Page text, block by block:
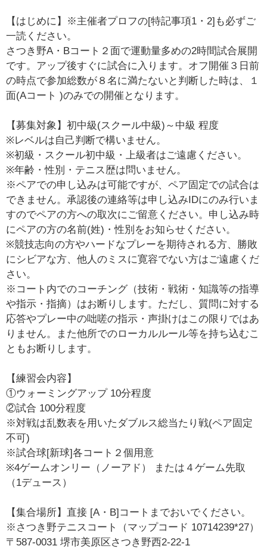
【はじめに】※主催者プロフの[特記事項1・2]も必ずご
一読ください。
さつき野A・Bコート２面で運動量多めの2時間試合展開
です。アップ後すぐに試合に入ります。オフ開催３日前
の時点で参加総数が８名に満たないと判断した時は、１
面(Aコート )のみでの開催となります。
【募集対象】初中級(スクール中級)～中級 程度
※レベルは自己判断で構いません。
※初級・スクール初中級・上級者はご遠慮ください。
※年齢・性別・テニス歴は問いません。
※ペアでの申し込みは可能ですが、ペア固定での試合は
できません。承認後の連絡等は申し込みIDにのみ行いま
すのでペアの方への取次にご留意ください。申し込み時
にペアの方の名前(姓)・性別をお知らせください。
※競技志向の方やハードなプレーを期待される方、勝敗
にシビアな方、他人のミスに寛容でない方はご遠慮くだ
さい。
※コート内でのコーチング（技術・戦術・知識等の指導
や指示・指摘）はお断りします。ただし、質問に対する
応答やプレー中の咄嗟の指示・声掛けはこの限りではあ
りません。また他所でのローカルルール等を持ち込むこ
ともお断りします。
【練習会内容】
①ウォーミングアップ 10分程度
②試合 100分程度
※対戦は乱数表を用いたダブルス総当たり戦(ペア固定
不可)
※試合球[新球]各コート２個用意
※4ゲームオンリー（ノーアド） または４ゲーム先取
（1デュース）
【集合場所】直接 [A・B]コートまでおいでください。
※さつき野テニスコート（マップコード 10714239*27）
〒587-0031 堺市美原区さつき野西2-22-1